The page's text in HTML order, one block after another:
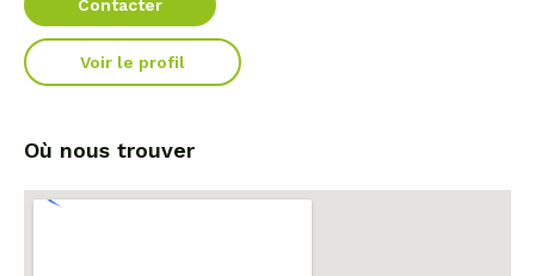
Contacter
Voir le profil
Où nous trouver